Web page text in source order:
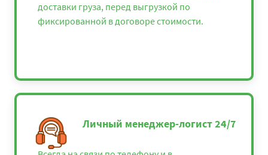
доставки груза, перед выгрузкой по
фиксированной в договоре стоимости.
Личный менеджер-логист 24/7